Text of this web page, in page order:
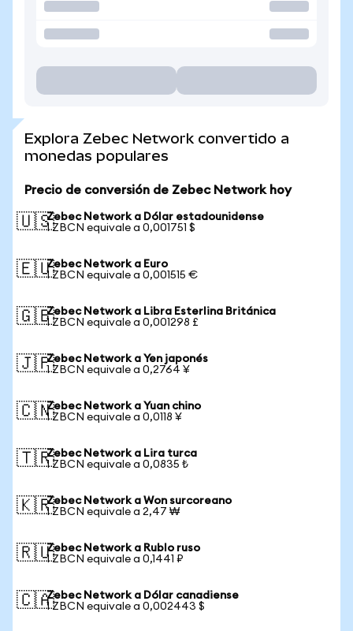
Explora Zebec Network convertido a
monedas populares
Precio de conversión de Zebec Network hoy
🇺🇸Zebec Network a Dólar estadounidense
1 ZBCN equivale a 0,001751 $
🇪🇺Zebec Network a Euro
1 ZBCN equivale a 0,001515 €
🇬🇧Zebec Network a Libra Esterlina Británica
1 ZBCN equivale a 0,001298 £
🇯🇵Zebec Network a Yen japonés
1 ZBCN equivale a 0,2764 ¥
🇨🇳Zebec Network a Yuan chino
1 ZBCN equivale a 0,0118 ¥
🇹🇷Zebec Network a Lira turca
1 ZBCN equivale a 0,0835 ₺
🇰🇷Zebec Network a Won surcoreano
1 ZBCN equivale a 2,47 ₩
🇷🇺Zebec Network a Rublo ruso
1 ZBCN equivale a 0,1441 ₽
🇨🇦Zebec Network a Dólar canadiense
1 ZBCN equivale a 0,002443 $